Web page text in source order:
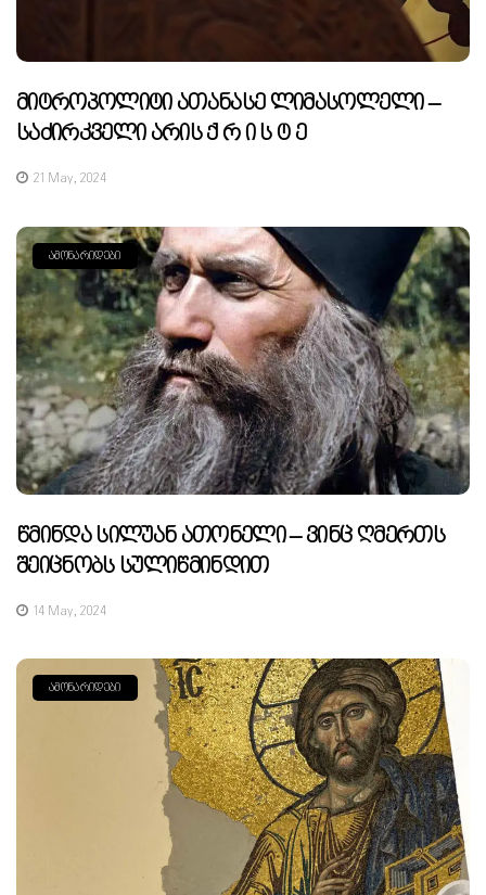
Მიტროპოლიტი Ათანასე Ლიმასოლელი –
Საძირკველი Არის Ქ Რ Ი Ს Ტ Ე
21 May, 2024
ᲐᲛᲝᲜᲐᲠᲘᲓᲔᲑᲘ
Წმინდა Სილუან Ათონელი – Ვინც Ღმერთს
Შეიცნობს Სულიწმინდით
14 May, 2024
ᲐᲛᲝᲜᲐᲠᲘᲓᲔᲑᲘ